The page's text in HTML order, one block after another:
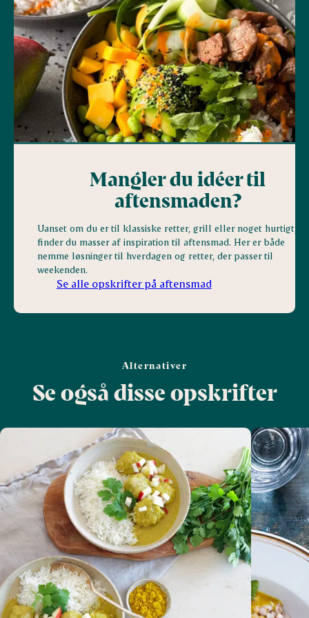
Mangler du idéer til
aftensmaden?
Uanset om du er til klassiske retter, grill eller noget hurtigt,
finder du masser af inspiration til aftensmad. Her er både
nemme løsninger til hverdagen og retter, der passer til
weekenden.
Se alle opskrifter på aftensmad
Alternativer
Se også disse opskrifter